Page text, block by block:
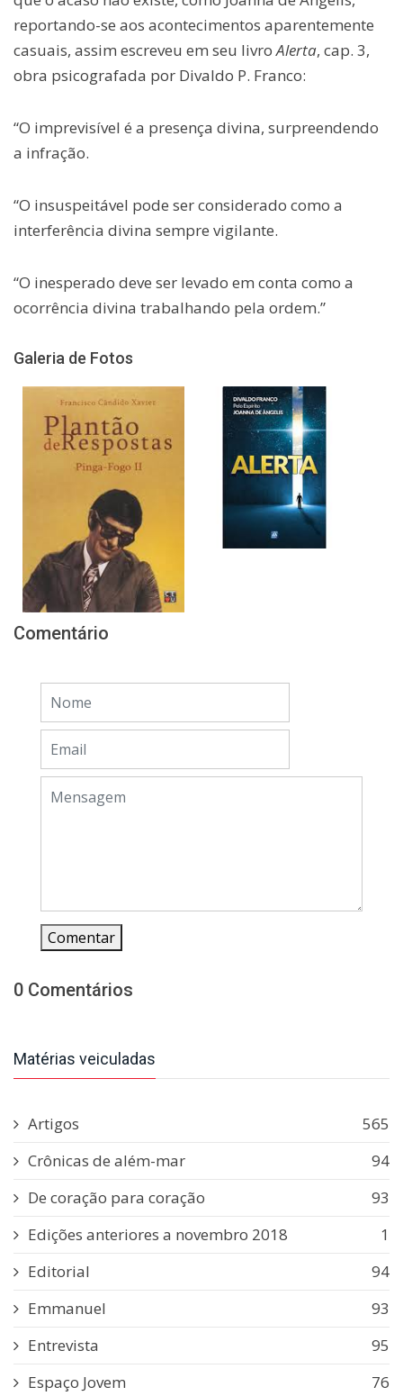
reportando-se aos acontecimentos aparentemente
casuais, assim escreveu em seu livroAlerta, cap. 3,
obra psicografada por Divaldo P. Franco:
“O imprevisível é a presença divina, surpreendendo
a infração.
“O insuspeitável pode ser considerado como a
interferência divina sempre vigilante.
“O inesperado deve ser levado em conta como a
ocorrência divina trabalhando pela ordem.”
Galeria de Fotos
Comentário
Comentar
0 Comentários
Matérias veiculadas
Artigos
565
Crônicas de além-mar
94
De coração para coração
93
Edições anteriores a novembro 2018
1
Editorial
94
Emmanuel
93
Entrevista
95
Espaço Jovem
76